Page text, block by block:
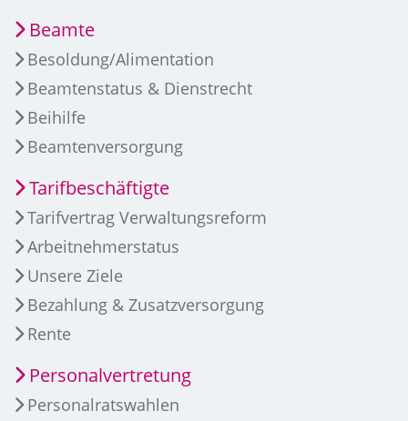
Beamte
Besoldung/Alimentation
Beamtenstatus & Dienstrecht
Beihilfe
Beamtenversorgung
Tarifbeschäftigte
Tarifvertrag Verwaltungsreform
Arbeitnehmerstatus
Unsere Ziele
Bezahlung & Zusatzversorgung
Rente
Personalvertretung
Personalratswahlen